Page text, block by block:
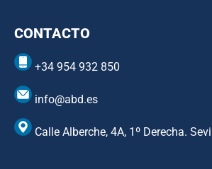
CONTACTO
+34 954 932 850
info@abd.es
Calle Alberche, 4A, 1º Derecha.